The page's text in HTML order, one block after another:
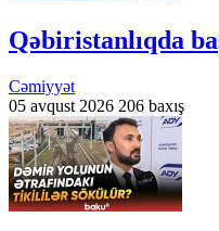
Qəbiristanlıqda
Cəmiyyət
05 avqust 2026 206 baxış